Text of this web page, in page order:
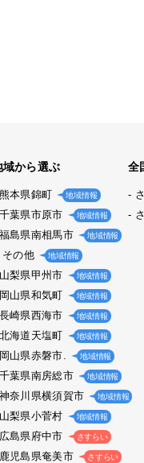
域から選ぶ
熊本県錦町 地域情報
千葉県市原市 地域情報
福島県南相馬市 地域情報
その他 地域情報
山梨県甲州市 地域情報
岡山県和気町 地域情報
長崎県西海市 地域情報
北海道天塩町 地域情報
岡山県赤磐市. 地域情報
千葉県南房総市 地域情報
神奈川県横須賀市 地域情報
山梨県小菅村 地域情報
広島県府中市 さすらい
鹿児島県奄美市 さすらい
全